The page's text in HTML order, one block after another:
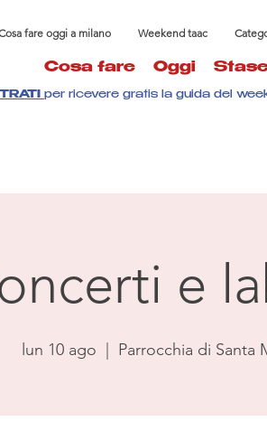
fare oggi a milano Weekend taac
Cosa fare Oggi
per ricevere gratis la guida del
e
lun 10 ago Parrocchia di Santa